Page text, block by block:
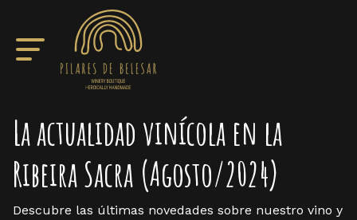
La actualidad vinícola en la
Ribeira Sacra (Agosto/2024)
Descubre las últimas novedades sobre nuestro vino y